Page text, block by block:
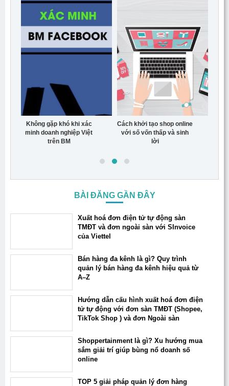
Không gặp khó khi xác
minh doanh nghiệp Việt
trên BM
Cách khởi tạo shop online
với số vốn thấp và sinh
lời
BÀI ĐĂNG GẦN ĐÂY
Xuất hoá đơn điện tử tự động sàn
TMĐT và đơn ngoài sàn với SInvoice
của Viettel
Bán hàng đa kênh là gì? Quy trình
quản lý bán hàng đa kênh hiệu quả từ
A–Z
Hướng dẫn cấu hình xuất hoá đơn điện
tử tự động với đơn sàn TMĐT (Shopee,
TikTok Shop ) và đơn Ngoài sàn
Shoppertainment là gì? Xu hướng mua
sắm giải trí giúp bùng nổ doanh số
online
TOP 5 giải pháp quản lý đơn hàng